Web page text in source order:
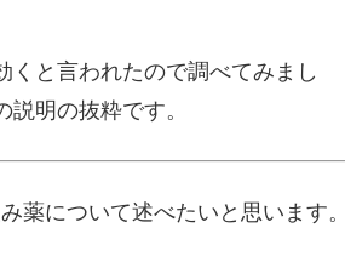
くと言われたので調べてみまし
説明の抜粋です。
薬について述べたいと思います。